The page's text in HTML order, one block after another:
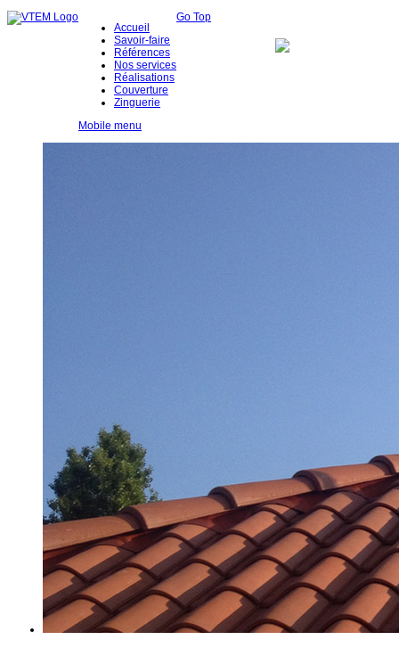
Accueil
Savoir-faire
Références
Nos services
Réalisations
Couverture
Zinguerie
Mobile menu
Go Top